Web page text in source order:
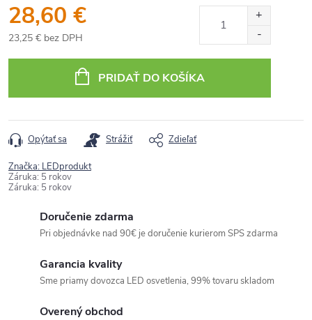
28,60 €
23,25 € bez DPH
cena:
PRIDAŤ DO KOŠÍKA
Opýtať sa Strážiť Zdieľať
Značka: LEDprodukt
Záruka: 5 rokov
Záruka: 5 rokov
Doručenie zdarma
Pri objednávke nad 90€ je doručenie kurierom SPS zdarma
Garancia kvality
Sme priamy dovozca LED osvetlenia, 99% tovaru skladom
Overený obchod